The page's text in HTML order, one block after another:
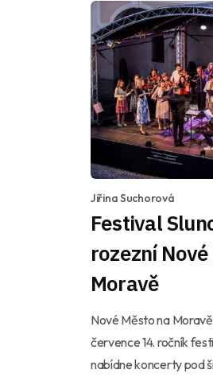
Jiřina Suchorová
Festival
rozezní
Moravě
Nové Město na
července 14. ročník
nabídne koncerty pod